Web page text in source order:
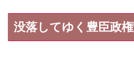
没落してゆく豊臣政権